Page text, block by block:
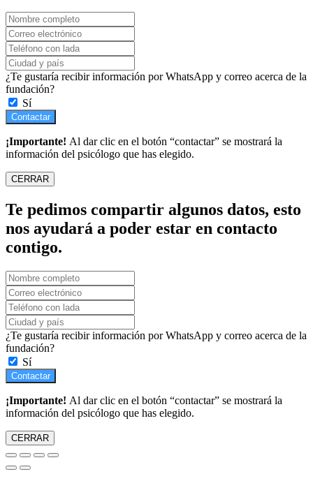
¿Te gustaría recibir información por WhatsApp y correo acerca de la
fundación?
Sí
Contactar
¡Importante! Al dar clic en el botón “contactar” se mostrará la
información del psicólogo que has elegido.
CERRAR
Te pedimos compartir algunos datos, esto
nos ayudará a poder estar en contacto
contigo.
¿Te gustaría recibir información por WhatsApp y correo acerca de la
fundación?
Sí
Contactar
¡Importante! Al dar clic en el botón “contactar” se mostrará la
información del psicólogo que has elegido.
CERRAR